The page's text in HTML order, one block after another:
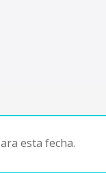
esta fecha.